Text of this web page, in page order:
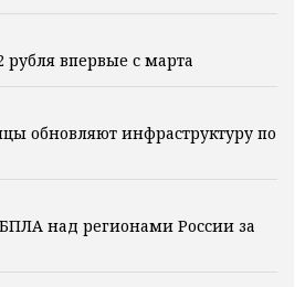
впервые с марта
обновляют инфраструктуру по
над регионами России за